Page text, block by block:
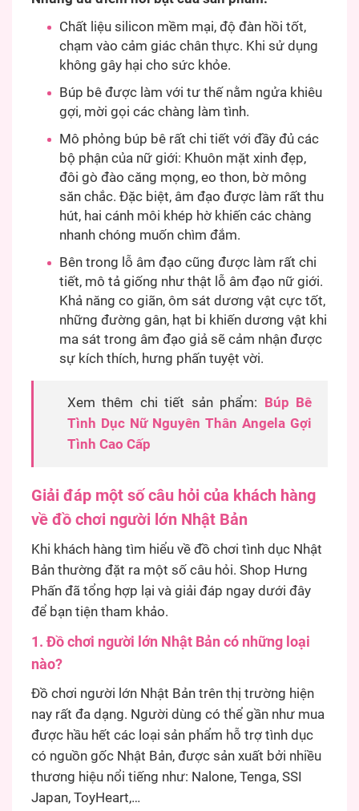
Chất liệu silicon mềm mại, độ đàn hồi tốt,
chạm vào cảm giác chân thực. Khi sử dụng
không gây hại cho sức khỏe.
Búp bê được làm với tư thế nằm ngửa khiêu
gợi, mời gọi các chàng làm tình.
Mô phỏng búp bê rất chi tiết với đầy đủ các
bộ phận của nữ giới: Khuôn mặt xinh đẹp,
đôi gò đào căng mọng, eo thon, bờ mông
săn chắc. Đặc biệt, âm đạo được làm rất thu
hút, hai cánh môi khép hờ khiến các chàng
nhanh chóng muốn chìm đắm.
Bên trong lỗ âm đạo cũng được làm rất chi
tiết, mô tả giống như thật lỗ âm đạo nữ giới.
Khả năng co giãn, ôm sát dương vật cực tốt,
những đường gân, hạt bi khiến dương vật khi
ma sát trong âm đạo giả sẽ cảm nhận được
sự kích thích, hưng phấn tuyệt vời.
Xem thêm chi tiết sản phẩm: Búp Bê
Tình Dục Nữ Nguyên Thân Angela Gợi
Tình Cao Cấp
Giải đáp một số câu hỏi của khách hàng
về đồ chơi người lớn Nhật Bản
Khi khách hàng tìm hiểu về đồ chơi tình dục Nhật
Bản thường đặt ra một số câu hỏi. Shop Hưng
Phấn đã tổng hợp lại và giải đáp ngay dưới đây
để bạn tiện tham khảo.
1. Đồ chơi người lớn Nhật Bản có những loại
nào?
Đồ chơi người lớn Nhật Bản trên thị trường hiện
nay rất đa dạng. Người dùng có thể gần như mua
được hầu hết các loại sản phẩm hỗ trợ tình dục
có nguồn gốc Nhật Bản, được sản xuất bởi nhiều
thương hiệu nổi tiếng như: Nalone, Tenga, SSI
Japan, ToyHeart,…